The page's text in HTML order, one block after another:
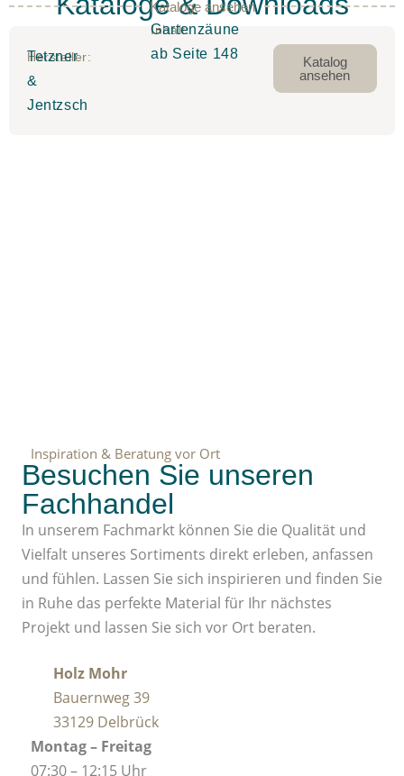
Kataloge ansehen
Hersteller:
Tetzner
&
Jentzsch
Inhalt:
Gartenzäune
ab Seite 148
Katalog
ansehen
Inspiration & Beratung vor Ort
Besuchen Sie unseren
Fachhandel
In unserem Fachmarkt können Sie die Qualität und
Vielfalt unseres Sortiments direkt erleben, anfassen
und fühlen. Lassen Sie sich inspirieren und finden Sie
in Ruhe das perfekte Material für Ihr nächstes
Projekt und lassen Sie sich vor Ort beraten.
Holz Mohr
Bauernweg 39
33129 Delbrück
Montag – Freitag
07:30 – 12:15 Uhr